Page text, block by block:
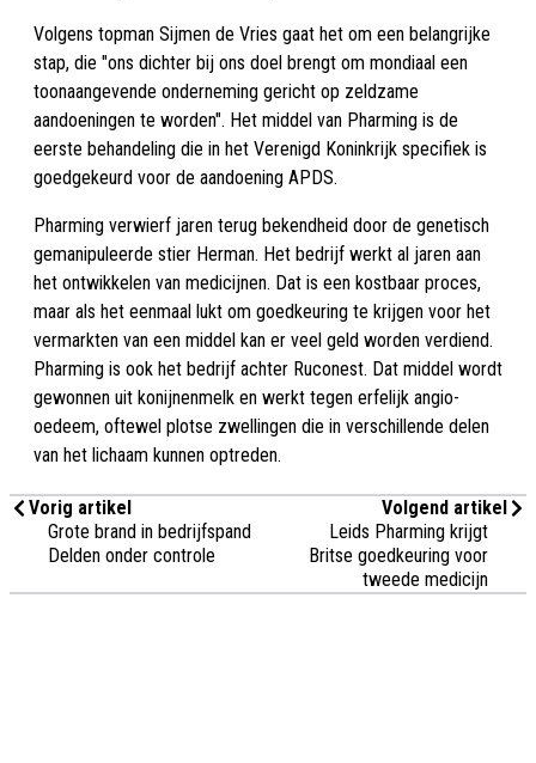
Volgens topman Sijmen de Vries gaat het om een belangrijke
stap, die "ons dichter bij ons doel brengt om mondiaal een
toonaangevende onderneming gericht op zeldzame
aandoeningen te worden". Het middel van Pharming is de
eerste behandeling die in het Verenigd Koninkrijk specifiek is
goedgekeurd voor de aandoening APDS.
Pharming verwierf jaren terug bekendheid door de genetisch
gemanipuleerde stier Herman. Het bedrijf werkt al jaren aan
het ontwikkelen van medicijnen. Dat is een kostbaar proces,
maar als het eenmaal lukt om goedkeuring te krijgen voor het
vermarkten van een middel kan er veel geld worden verdiend.
Pharming is ook het bedrijf achter Ruconest. Dat middel wordt
gewonnen uit konijnenmelk en werkt tegen erfelijk angio-
oedeem, oftewel plotse zwellingen die in verschillende delen
van het lichaam kunnen optreden.
Vorig artikel
Grote brand in bedrijfspand
Delden onder controle
Volgend artikel
Leids Pharming krijgt
Britse goedkeuring voor
tweede medicijn